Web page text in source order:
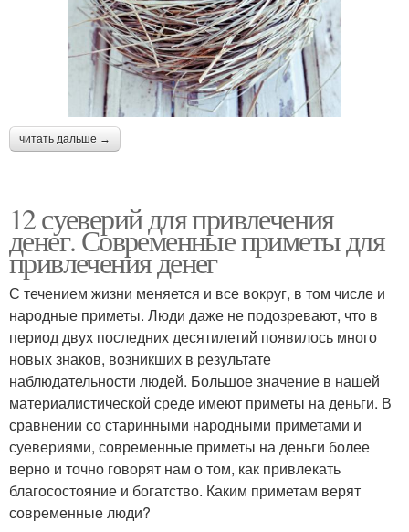
читать дальше →
12 суеверий для привлечения
денег. Современные приметы для
привлечения денег
С течением жизни меняется и все вокруг, в том числе и
народные приметы. Люди даже не подозревают, что в
период двух последних десятилетий появилось много
новых знаков, возникших в результате
наблюдательности людей. Большое значение в нашей
материалистической среде имеют приметы на деньги. В
сравнении со старинными народными приметами и
суевериями, современные приметы на деньги более
верно и точно говорят нам о том, как привлекать
благосостояние и богатство. Каким приметам верят
современные люди?